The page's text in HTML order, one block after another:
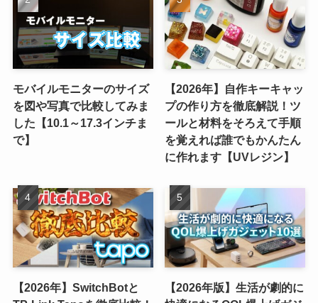
モバイルモニターのサイズ
を図や写真で比較してみま
した【10.1～17.3インチま
で】
【2026年】自作キーキャッ
プの作り方を徹底解説！ツ
ールと材料をそろえて手順
を覚えれば誰でもかんたん
に作れます【UVレジン】
【2026年】SwitchBotと
【2026年版】生活が劇的に